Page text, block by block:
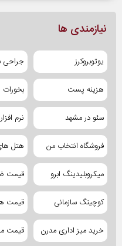
نیازمندی ها
یوتوبروکرز جراحی
هزینه پست بخورات
سئو در مشهد نرم افزار CRM
فروشگاه انتخاب من هتل
میکروبلیدینگ ابرو قیمت
کوچینگ سازمانی قیمت
خرید میز اداری مدرن قیمت